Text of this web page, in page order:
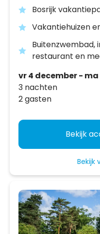
Bosrijk
Vakantiehuizen
Buitenzwembad,
restaurant en
vr 4 december -
3 nachten
2 gasten
Bekijk
Bekijk